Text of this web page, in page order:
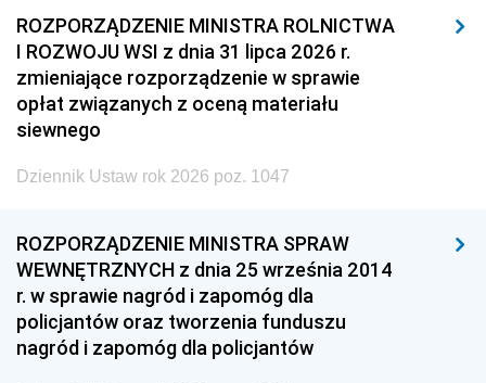
ROZPORZĄDZENIE MINISTRA ROLNICTWA
I ROZWOJU WSI z dnia 31 lipca 2026 r.
zmieniające rozporządzenie w sprawie
opłat związanych z oceną materiału
siewnego
Dziennik Ustaw rok 2026 poz. 1047
ROZPORZĄDZENIE MINISTRA SPRAW
WEWNĘTRZNYCH z dnia 25 września 2014
r. w sprawie nagród i zapomóg dla
policjantów oraz tworzenia funduszu
nagród i zapomóg dla policjantów